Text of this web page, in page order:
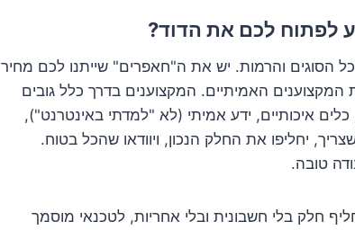
הסוגים והרמות. יש את ה"חאפרים" שייתנו לכם מחיר
המקצוענים האמיתיים. המקצוענים בדרך כלל גובים
איכותיים, ידע אמיתי (לא "למדתי באינטרנט"),
יחליפו את החלק הנכון, ויוודאו שהכל בטוח.
טובה.
חלק בלי חשבונית ובלי אחריות, לטכנאי מוסמך